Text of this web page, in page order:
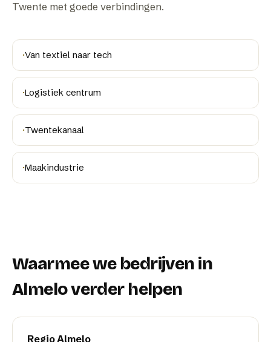
Twente met goede verbindingen.
·Van textiel naar tech
·Logistiek centrum
·Twentekanaal
·Maakindustrie
Waarmee we bedrijven in
Almeloverder helpen
RegioAlmelo